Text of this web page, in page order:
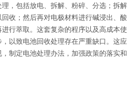
，包括放电、拆解、粉碎、分选；拆解
收；然后再对电极材料进行碱浸出、酸
行萃取。这套复杂的程序以及高成本使
以致电池回收处理存在严重缺口。这应
制定电池处理办法，加强政策的落实和